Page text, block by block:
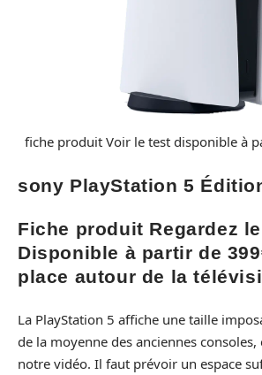
fiche produit Voir le test disponible à
sony PlayStation 5
Fiche produit Regardez
Disponible à partir de
place autour de la
La PlayStation 5 affiche une taille
de la moyenne des anciennes
notre vidéo. Il faut prévoir un espace